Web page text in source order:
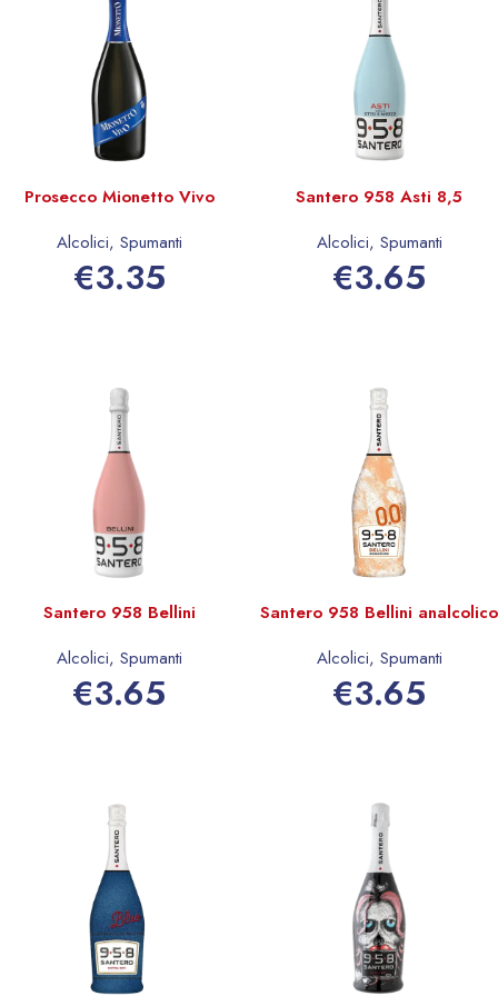
Prosecco Mionetto Vivo
Alcolici, Spumanti
€3.35
Santero 958 Asti 8,5
Alcolici, Spumanti
€3.65
Santero 958 Bellini
Alcolici, Spumanti
€3.65
Santero 958 Bellini analcolico
Alcolici, Spumanti
€3.65